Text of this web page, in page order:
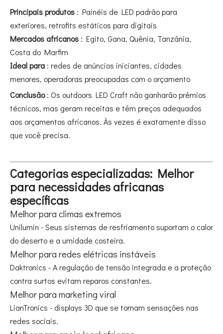
Principais produtos : Painéis de LED padrão para
exteriores, retrofits estáticos para digitais
Mercados africanos : Egito, Gana, Quênia, Tanzânia,
Costa do Marfim
Ideal para : redes de anúncios iniciantes, cidades
menores, operadoras preocupadas com o orçamento
Conclusão: Os outdoors LED Craft não ganharão prêmios
técnicos, mas geram receitas e têm preços adequados
aos orçamentos africanos. Às vezes é exatamente disso
que você precisa.
Categorias especializadas: Melhor
para necessidades africanas
específicas
Melhor para climas extremos
Unilumin - Seus sistemas de resfriamento suportam o calor
do deserto e a umidade costeira.
Melhor para redes elétricas instáveis
Daktronics - A regulação de tensão integrada e a proteção
contra surtos evitam reparos constantes.
Melhor para marketing viral
LianTronics - displays 3D que se tornam sensações nas
redes sociais.